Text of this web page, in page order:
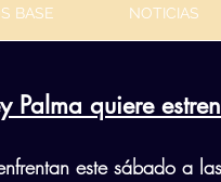
BASE NOTICIAS
Palma quiere
este sábado a